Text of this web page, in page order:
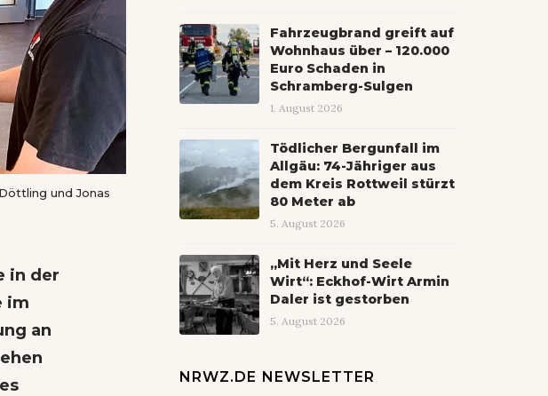
und Jonas
in der
im
an
Fahrzeugbrand greift auf
Wohnhaus über – 120.000
Euro Schaden in
Schramberg-Sulgen
1. August 2026
Tödlicher Bergunfall im
Allgäu: 74-Jähriger aus
dem Kreis Rottweil stürzt
80 Meter ab
5. August 2026
„Mit Herz und Seele
Wirt“: Eckhof-Wirt Armin
Daler ist gestorben
5. August 2026
NRWZ.DE NEWSLETTER